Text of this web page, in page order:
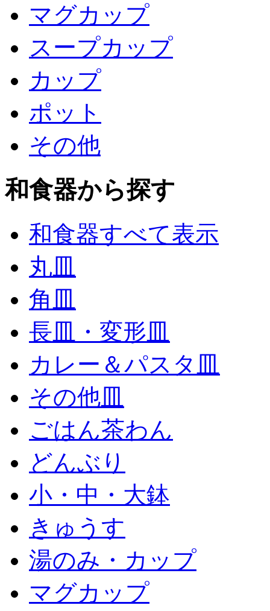
マグカップ
スープカップ
カップ
ポット
その他
和食器から探す
和食器すべて表示
丸皿
角皿
長皿・変形皿
カレー＆パスタ皿
その他皿
ごはん茶わん
どんぶり
小・中・大鉢
きゅうす
湯のみ・カップ
マグカップ